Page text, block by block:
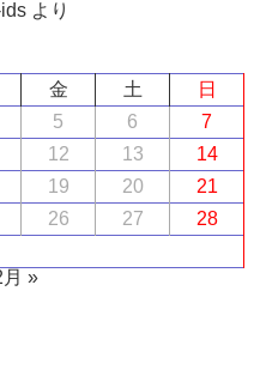
より
金 土
日
5 6
7
12 13
14
19 20
21
26 27
28
月 »